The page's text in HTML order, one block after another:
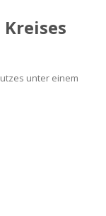
unter einem